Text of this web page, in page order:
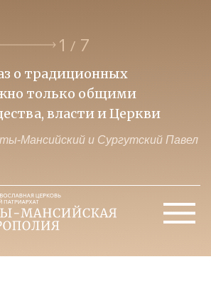
2 /7
зависит и от тех,
и от тех, кто усердно
Мансийский и Сургутский Павел